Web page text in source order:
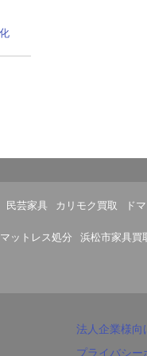
民芸家具 カリモク買取 ド
マットレス処分 浜松市家具買
法人企業様向
プライバシー